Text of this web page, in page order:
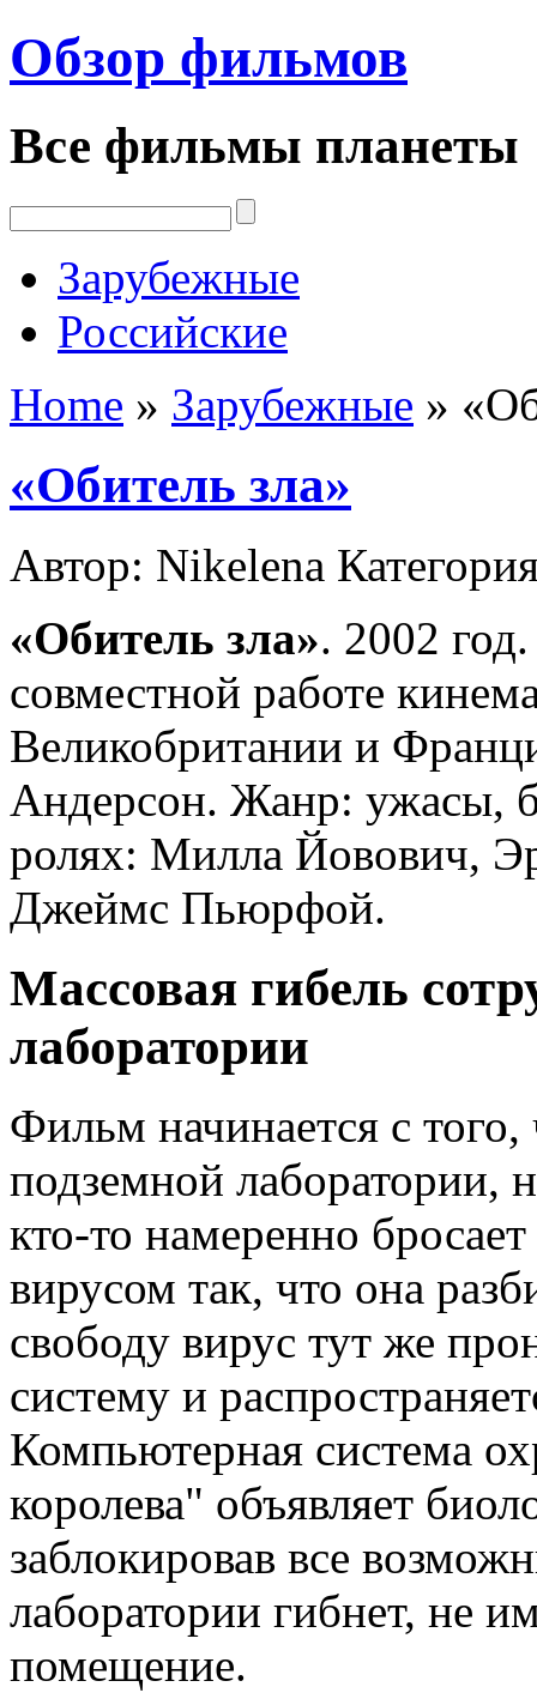
Обзор фильмов
Все фильмы планеты
Зарубежные
Российские
Home » Зарубежные »
«Обитель зла»
Автор: Nikelena
«Обитель зла». 2002
совместной работе
Великобритании и
Андерсон. Жанр: ужасы,
ролях: Милла Йовович,
Джеймс Пьюрфой.
Массовая гибель
лаборатории
Фильм начинается с
подземной лаборатории,
кто-то намеренно
вирусом так, что она
свободу вирус тут же
систему и
Компьютерная система
королева" объявляет
заблокировав все
лаборатории гибнет, не
помещение.